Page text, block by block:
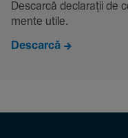
Descarcă decla­rații de
mente utile.
Descarcă